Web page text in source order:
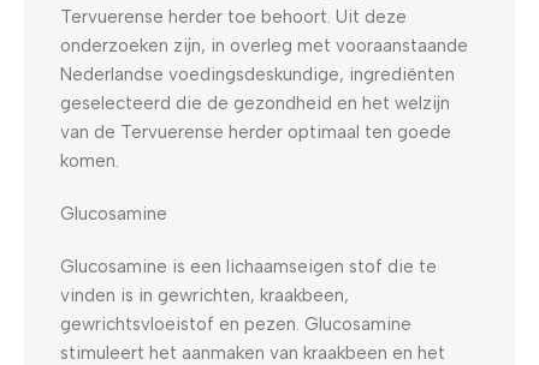
Tervuerense herder toe behoort. Uit deze
onderzoeken zijn, in overleg met vooraanstaande
Nederlandse voedingsdeskundige, ingrediënten
geselecteerd die de gezondheid en het welzijn
van de Tervuerense herder optimaal ten goede
komen.
Glucosamine
Glucosamine is een lichaamseigen stof die te
vinden is in gewrichten, kraakbeen,
gewrichtsvloeistof en pezen. Glucosamine
stimuleert het aanmaken van kraakbeen en het